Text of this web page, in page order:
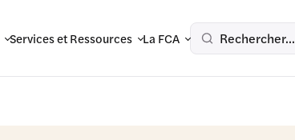
Services et Ressources La FCA Rechercher...